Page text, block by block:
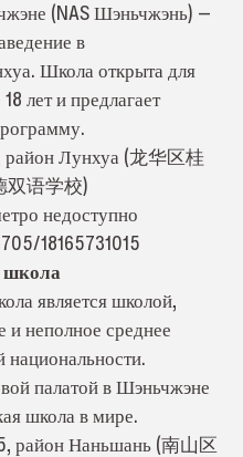
(NAS Шэньчжэнь) —
в
Школа открыта для
лет и предлагает
Лунхуа (龙华区桂
双语学校)
недоступно
18165731015
школа
является школой,
и неполное среднее
национальности.
палатой в Шэньчжэне
школа в мире.
район Наньшань (南山区